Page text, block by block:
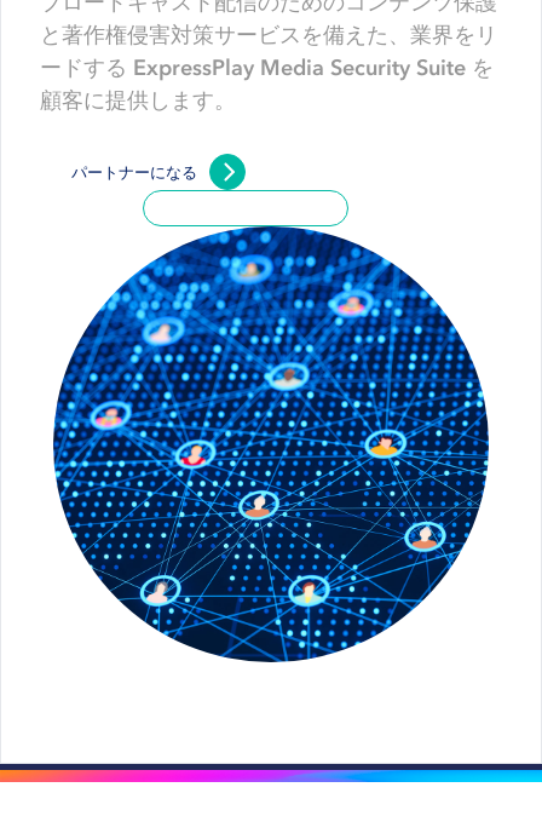
と著作権侵害対策サービスを備えた、業界をリ
ードする ExpressPlay Media Security Suite を
顧客に提供します。
パートナーになる